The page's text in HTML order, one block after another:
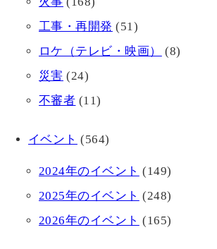
工事・再開発 (51)
ロケ（テレビ・映画）
(8)
災害 (24)
不審者 (11)
イベント (564)
2024年のイベント (149)
2025年のイベント (248)
2026年のイベント (165)